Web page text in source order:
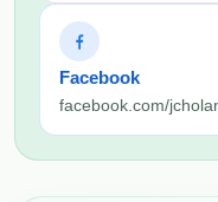
Facebook
facebook.com/